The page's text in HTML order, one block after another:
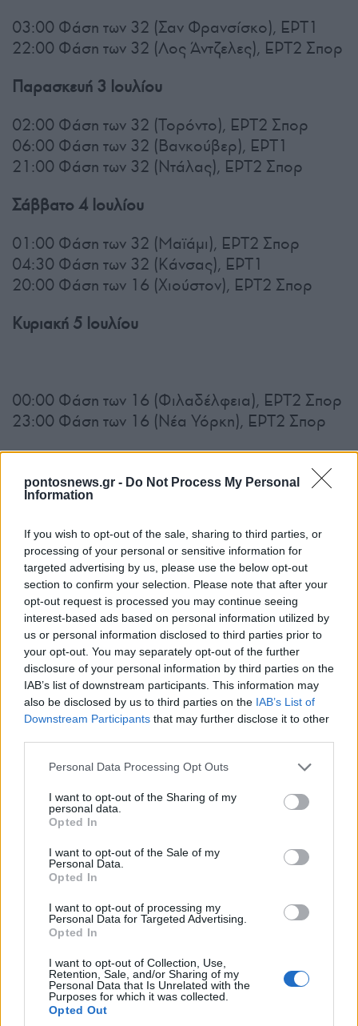
pontosnews.gr - Do Not Process My Personal
Information
If you wish to opt-out of the sale, sharing to third parties, or
processing of your personal or sensitive information for
targeted advertising by us, please use the below opt-out
section to confirm your selection. Please note that after your
opt-out request is processed you may continue seeing
interest-based ads based on personal information utilized by
us or personal information disclosed to third parties prior to
your opt-out. You may separately opt-out of the further
disclosure of your personal information by third parties on the
IAB’s list of downstream participants. This information may
also be disclosed by us to third parties on the IAB’s List of
Downstream Participants that may further disclose it to other
Please note that this website/app uses one or more Google
not limited to your visit or usage behaviour. You may click to
grant or deny consent to Google and its third-party tags to
use your data for below specified purposes in below Google
consent section.
Personal Data Processing Opt Outs
I want to opt-out of the Sharing of my
personal data.
Opted In
I want to opt-out of the Sale of my
Personal Data.
Opted In
I want to opt-out of processing my
Personal Data for Targeted Advertising.
Opted In
I want to opt-out of Collection, Use,
Retention, Sale, and/or Sharing of my
Personal Data that Is Unrelated with the
Purposes for which it was collected.
Opted Out
03:00 Φάση των 32 (Σαν Φρανσίσκο), ΕΡΤ1
22:00 Φάση των 32 (Λος Άντζελες), ΕΡΤ2 Σπορ
Παρασκευή 3 Ιουλίου
02:00 Φάση των 32 (Τορόντο), ΕΡΤ2 Σπορ
06:00 Φάση των 32 (Βανκούβερ), ΕΡΤ1
21:00 Φάση των 32 (Ντάλας), ΕΡΤ2 Σπορ
Σάββατο 4 Ιουλίου
01:00 Φάση των 32 (Μαϊάμι), ΕΡΤ2 Σπορ
04:30 Φάση των 32 (Κάνσας), ΕΡΤ1
20:00 Φάση των 16 (Χιούστον), ΕΡΤ2 Σπορ
Κυριακή 5 Ιουλίου
00:00 Φάση των 16 (Φιλαδέλφεια), ΕΡΤ2 Σπορ
23:00 Φάση των 16 (Νέα Υόρκη), ΕΡΤ2 Σπορ
Δευτέρα 6 Ιουλίου
03:00 Φάση των 16 (Μεξικό Σίτι), ΕΡΤ1
Τρίτη 7 Ιουλίου
03:00 Φάση των 16 (Σιάτλ), ΕΡΤ1
19:00 Φάση των 16 (Ατλάντα), ΕΡΤ2 Σπορ
23:00 Φάση των 16 (Βανκούβερ), ΕΡΤ2 Σπορ
Πέμπτη 9 Ιουλίου
23:00 Α’ Προημιτελικός (Βοστώνη), ΕΡΤ2 Σπορ
22:00 Β’ Προημιτελικός (Λος Άντζελες), ΕΡΤ2
Κυριακή 12 Ιουλίου
00:00 Γ’ Προημιτελικός (Μαϊάμι), ΕΡΤ1
04:00 Δ’ Προημιτελικός (Κάνσας), ΕΡΤ1
22:00 Α’ Ημιτελικός (Ντάλας), ΕΡΤ2 Σπορ